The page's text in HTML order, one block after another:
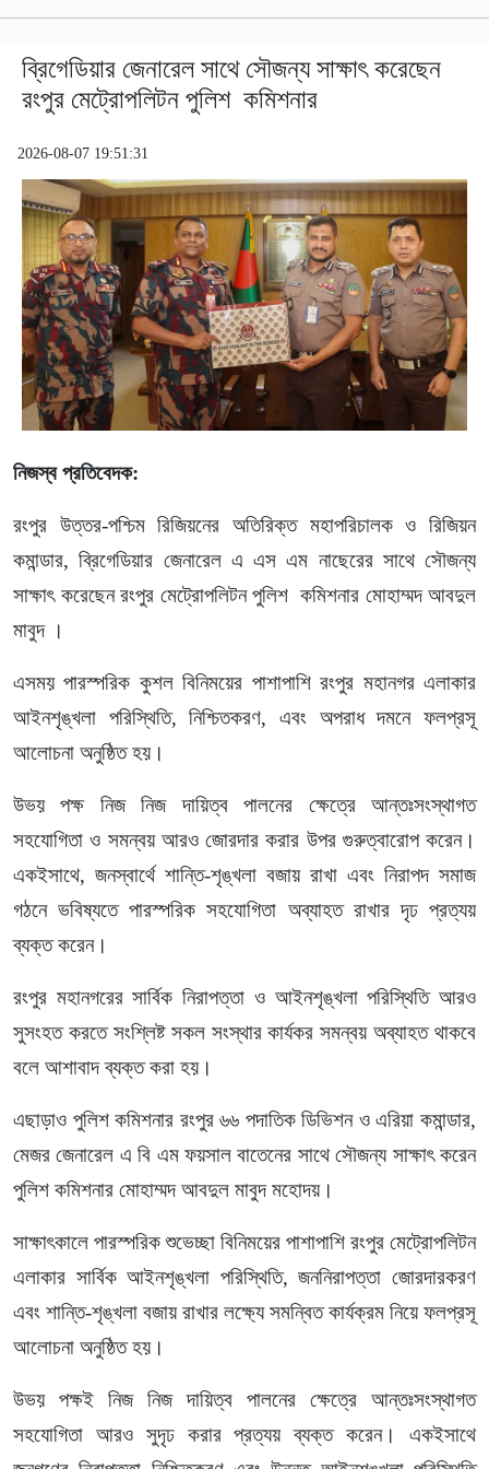
ব্রিগেডিয়ার জেনারেল সাথে সৌজন্য সাক্ষাৎ করেছেন
রংপুর মেট্রোপলিটন পুলিশ কমিশনার
2026-08-07 19:51:31
নিজস্ব প্রতিবেদক:
রংপুর উত্তর-পশ্চিম রিজিয়নের অতিরিক্ত মহাপরিচালক ও রিজিয়ন
কমান্ডার, ব্রিগেডিয়ার জেনারেল এ এস এম নাছেরের সাথে সৌজন্য
সাক্ষাৎ করেছেন রংপুর মেট্রোপলিটন পুলিশ কমিশনার মোহাম্মদ আবদুল
মাবুদ ।
এসময় পারস্পরিক কুশল বিনিময়ের পাশাপাশি রংপুর মহানগর এলাকার
আইনশৃঙ্খলা পরিস্থিতি, নিশ্চিতকরণ, এবং অপরাধ দমনে ফলপ্রসূ
আলোচনা অনুষ্ঠিত হয়।
উভয় পক্ষ নিজ নিজ দায়িত্ব পালনের ক্ষেত্রে আন্তঃসংস্থাগত
সহযোগিতা ও সমন্বয় আরও জোরদার করার উপর গুরুত্বারোপ করেন।
একইসাথে, জনস্বার্থে শান্তি-শৃঙ্খলা বজায় রাখা এবং নিরাপদ সমাজ
গঠনে ভবিষ্যতে পারস্পরিক সহযোগিতা অব্যাহত রাখার দৃঢ প্রত্যয়
ব্যক্ত করেন।
রংপুর মহানগরের সার্বিক নিরাপত্তা ও আইনশৃঙ্খলা পরিস্থিতি আরও
সুসংহত করতে সংশ্লিষ্ট সকল সংস্থার কার্যকর সমন্বয় অব্যাহত থাকবে
বলে আশাবাদ ব্যক্ত করা হয়।
এছাড়াও পুলিশ কমিশনার রংপুর ৬৬ পদাতিক ডিভিশন ও এরিয়া কমান্ডার,
মেজর জেনারেল এ বি এম ফয়সাল বাতেনের সাথে সৌজন্য সাক্ষাৎ করেন
পুলিশ কমিশনার মোহাম্মদ আবদুল মাবুদ মহোদয়।
সাক্ষাৎকালে পারস্পরিক শুভেচ্ছা বিনিময়ের পাশাপাশি রংপুর মেট্রোপলিটন
এলাকার সার্বিক আইনশৃঙ্খলা পরিস্থিতি, জননিরাপত্তা জোরদারকরণ
এবং শান্তি-শৃঙ্খলা বজায় রাখার লক্ষ্যে সমন্বিত কার্যক্রম নিয়ে ফলপ্রসূ
আলোচনা অনুষ্ঠিত হয়।
উভয় পক্ষই নিজ নিজ দায়িত্ব পালনের ক্ষেত্রে আন্তঃসংস্থাগত
সহযোগিতা আরও সুদৃঢ করার প্রত্যয় ব্যক্ত করেন। একইসাথে